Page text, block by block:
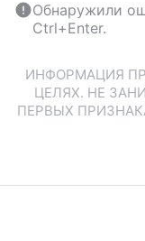
Обнаружили
Ctrl+Enter.
ИНФОРМАЦИЯ
ЦЕЛЯХ. НЕ
ПЕРВЫХ